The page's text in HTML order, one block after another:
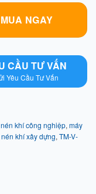
MUA NGAY
CẦU TƯ VẤN
Yêu Cầu Tư Vấn
khí công nghiệp, máy
khí xây dựng, TM-V-